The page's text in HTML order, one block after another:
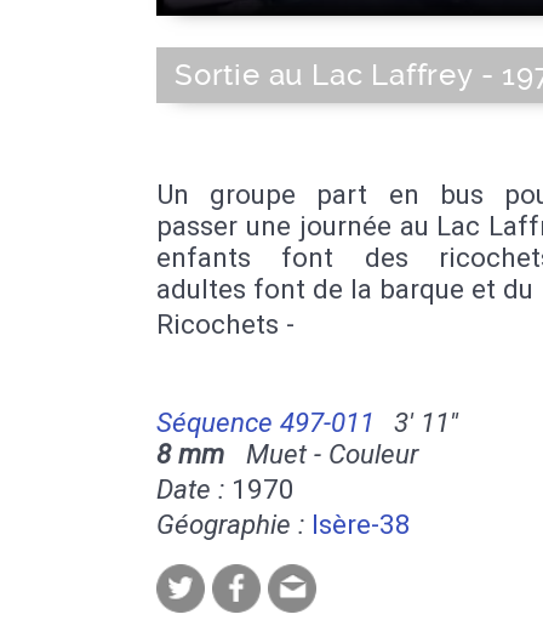
Sortie au Lac Laffrey -
Un groupe part en bus
passer une journée au Lac
enfants font des
adultes font de la barque et du
Ricochets -
Séquence 497-011
3' 11''
8 mm Muet - Couleur
Date : 1970
Géographie : Isère-38